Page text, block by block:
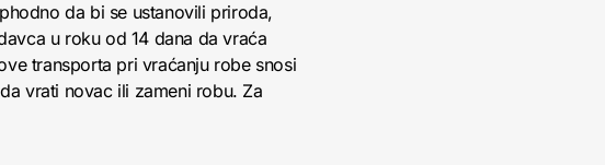
da bi se ustanovili priroda,
u roku od 14 dana da vraća
transporta pri vraćanju robe snosi
vrati novac ili zameni robu. Za